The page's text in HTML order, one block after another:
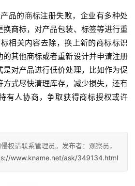
品的商标注册失败，企业有多种处
商标，对产品包装、标签等进行重
相关内容去除，换上新的商标标识
的其他商标或者重新设计并申请注册
是对产品进行低价处理，比如作为促
式尽快清理库存，减少损失，还有
有人协商，争取获得商标授权或许
权请联系管理员。发布者：观察员，
www.kname.net/ask/349134.html